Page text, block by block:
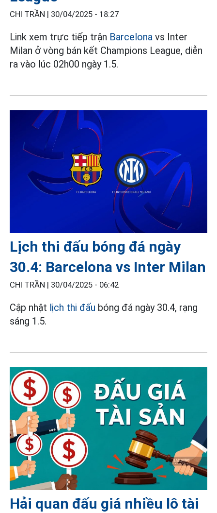
CHI TRẦN | 30/04/2025 - 18:27
Link xem trực tiếp trận Barcelona vs Inter
Milan ở vòng bán kết Champions League, diễn
ra vào lúc 02h00 ngày 1.5.
Lịch thi đấu bóng đá ngày
30.4: Barcelona vs Inter Milan
CHI TRẦN | 30/04/2025 - 06:42
Cập nhật lịch thi đấu bóng đá ngày 30.4, rạng
sáng 1.5.
Hải quan đấu giá nhiều lô tài